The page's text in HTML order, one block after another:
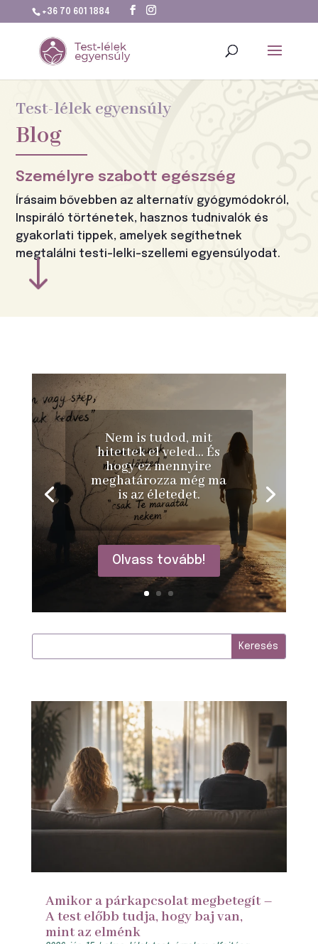
+36 70 601 1884
Test-lélek egyensúly
Blog
Személyre szabott egészség
Írásaim bővebben az alternatív gyógymódokról,
Inspiráló történetek, hasznos tudnivalók és
gyakorlati tippek, amelyek segíthetnek
megtalálni testi-lelki-szellemi egyensúlyodat.
"
Nem is tudod, mit
hitettek el veled… És
hogy ez mennyire
meghatározza még ma
is az életedet.
Olvass tovább!
Amikor a párkapcsolat megbetegít –
A test előbb tudja, hogy baj van,
mint az elménk